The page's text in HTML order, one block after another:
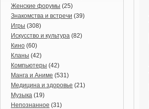
Женские форумы (25)
Знакомства и встречи (39)
Игры (308)
Искусство и культура (82)
Кино (60)
Кланы (42)
Компьютеры (42)
Манга и Аниме (531)
Медицина и здоровье (21)
Музыка (19)
Непознанное (31)